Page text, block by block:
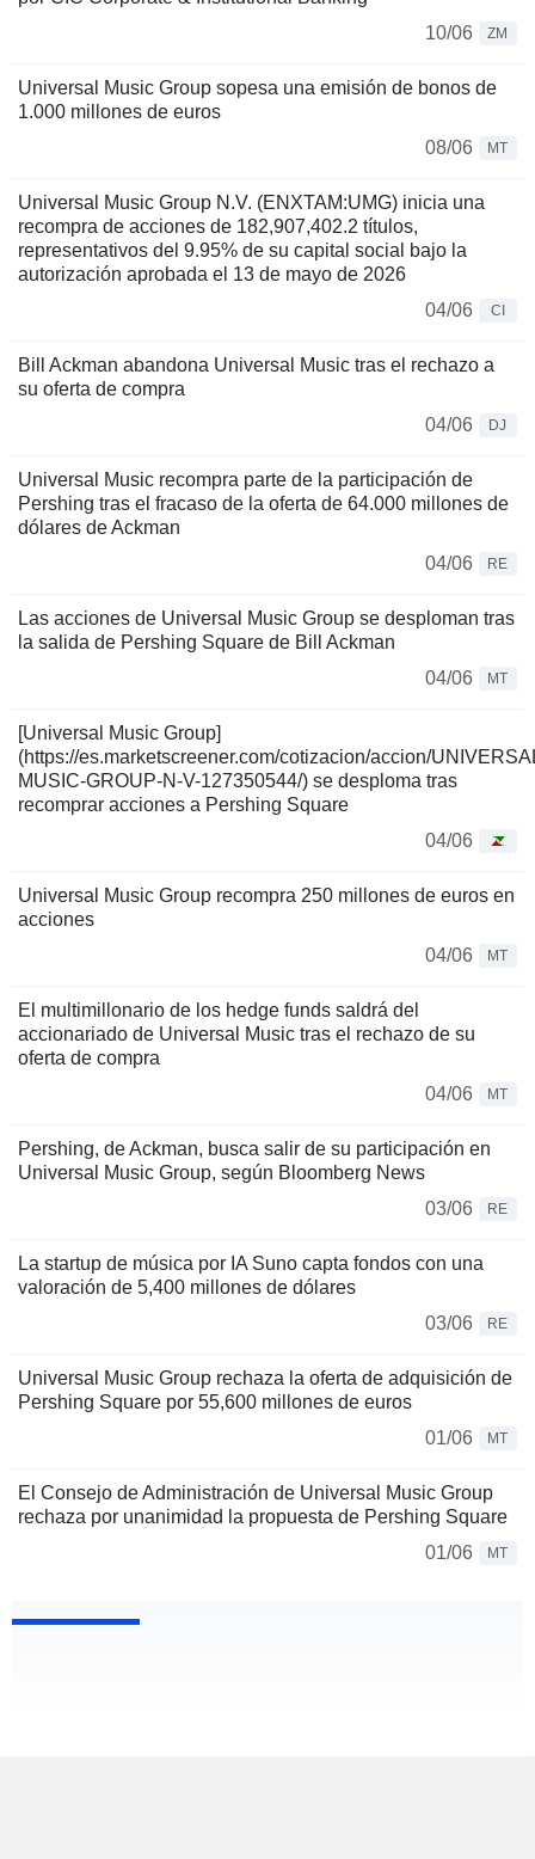
10/06
ZM
Universal Music Group sopesa una emisión de bonos de
1.000 millones de euros
08/06
MT
Universal Music Group N.V. (ENXTAM:UMG) inicia una
recompra de acciones de 182,907,402.2 títulos,
representativos del 9.95% de su capital social bajo la
autorización aprobada el 13 de mayo de 2026
04/06
CI
Bill Ackman abandona Universal Music tras el rechazo a
su oferta de compra
04/06
DJ
Universal Music recompra parte de la participación de
Pershing tras el fracaso de la oferta de 64.000 millones de
dólares de Ackman
04/06
RE
Las acciones de Universal Music Group se desploman tras
la salida de Pershing Square de Bill Ackman
04/06
MT
[Universal Music Group]
(https://es.marketscreener.com/cotizacion/accion/
MUSIC-GROUP-N-V-127350544/) se desploma tras
recomprar acciones a Pershing Square
04/06
Universal Music Group recompra 250 millones de euros en
acciones
04/06
MT
El multimillonario de los hedge funds saldrá del
accionariado de Universal Music tras el rechazo de su
oferta de compra
04/06
MT
Pershing, de Ackman, busca salir de su participación en
Universal Music Group, según Bloomberg News
03/06
RE
La startup de música por IA Suno capta fondos con una
valoración de 5,400 millones de dólares
03/06
RE
Universal Music Group rechaza la oferta de adquisición de
Pershing Square por 55,600 millones de euros
01/06
MT
El Consejo de Administración de Universal Music Group
rechaza por unanimidad la propuesta de Pershing Square
01/06
MT